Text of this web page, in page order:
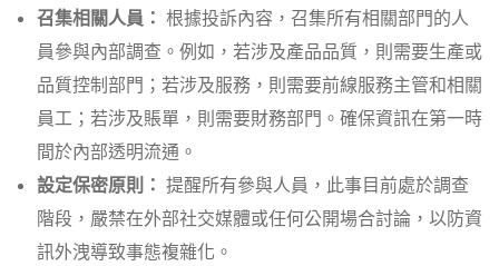
召集相關人員： 根據投訴內容，召集所有相關部門的人
員參與內部調查。例如，若涉及產品品質，則需要生產或
品質控制部門；若涉及服務，則需要前線服務主管和相關
員工；若涉及賬單，則需要財務部門。確保資訊在第一時
間於內部透明流通。
設定保密原則： 提醒所有參與人員，此事目前處於調查
階段，嚴禁在外部社交媒體或任何公開場合討論，以防資
訊外洩導致事態複雜化。